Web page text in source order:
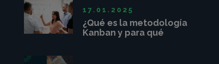
¿Qué es la metodología
Kanban y para qué
17.01.2025